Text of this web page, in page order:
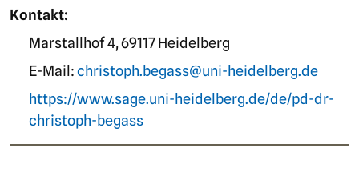
Kontakt:
Marstallhof 4, 69117 Heidelberg
E-Mail:christoph.begass@uni-heidelberg.de
https://www.sage.uni-heidelberg.de/de/pd-dr-
christoph-begass